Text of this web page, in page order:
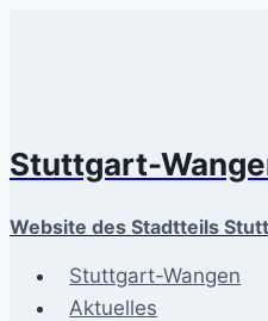
Stuttgart-
Website des Stadtteils
Stuttgart-Wangen
Aktuelles